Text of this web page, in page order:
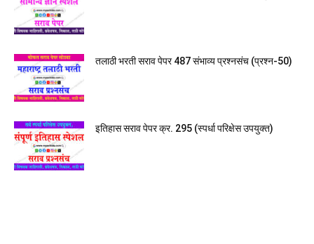
तलाठी भरती सराव पेपर 487 संभाव्य प्रश्नसंच (प्रश्न-50)
इतिहास सराव पेपर क्र. 295 (स्पर्धा परिक्षेस उपयुक्त)